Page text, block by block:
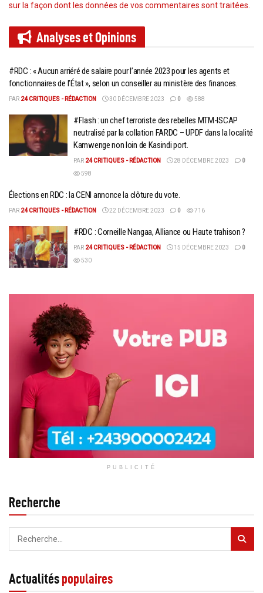
sur la façon dont les données de vos commentaires sont traitées.
Analyses etOpinions
#RDC : « Aucun arriéré de salaire pour l’année 2023 pour les agents et
fonctionnaires de l’État », selon un conseiller au ministère des finances.
PAR 24 CRITIQUES - RÉDACTION 30 DÉCEMBRE 2023 0 588
#Flash : un chef terroriste des rebelles MTM-ISCAP
neutralisé par la collation FARDC – UPDF dans la localité
Kamwenge non loin de Kasindi port.
PAR 24 CRITIQUES - RÉDACTION 28 DÉCEMBRE 2023
0
598
Élections en RDC : la CENI annonce la clôture du vote.
PAR 24 CRITIQUES - RÉDACTION 22 DÉCEMBRE 2023 0 716
#RDC : Corneille Nangaa, Alliance ou Haute trahison ?
PAR 24 CRITIQUES - RÉDACTION 15 DÉCEMBRE 2023
0
530
PUBLICITÉ
Recherche
Actualitéspopulaires